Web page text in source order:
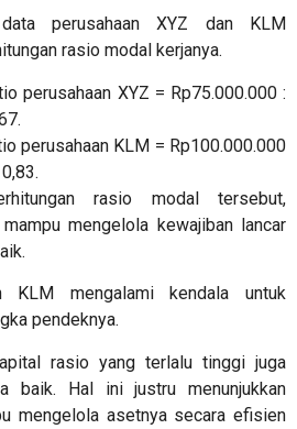
perusahaan XYZ dan KLM
rasio modal kerjanya.
perusahaan XYZ = Rp75.000.000 :
perusahaan KLM = Rp100.000.000
rasio modal tersebut,
mengelola kewajiban lancar
KLM mengalami kendala untuk
pendeknya.
rasio yang terlalu tinggi juga
baik. Hal ini justru menunjukkan
mengelola asetnya secara efisien